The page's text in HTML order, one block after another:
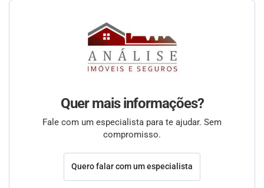
Quer mais informações?
Fale com um especialista para te ajudar. Sem
compromisso.
Quero falar com um especialista